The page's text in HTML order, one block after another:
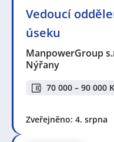
Vedoucí
úseku
ManpowerGroup
Nýřany
70 000 – 90 000
Zveřejněno: 4. srpna